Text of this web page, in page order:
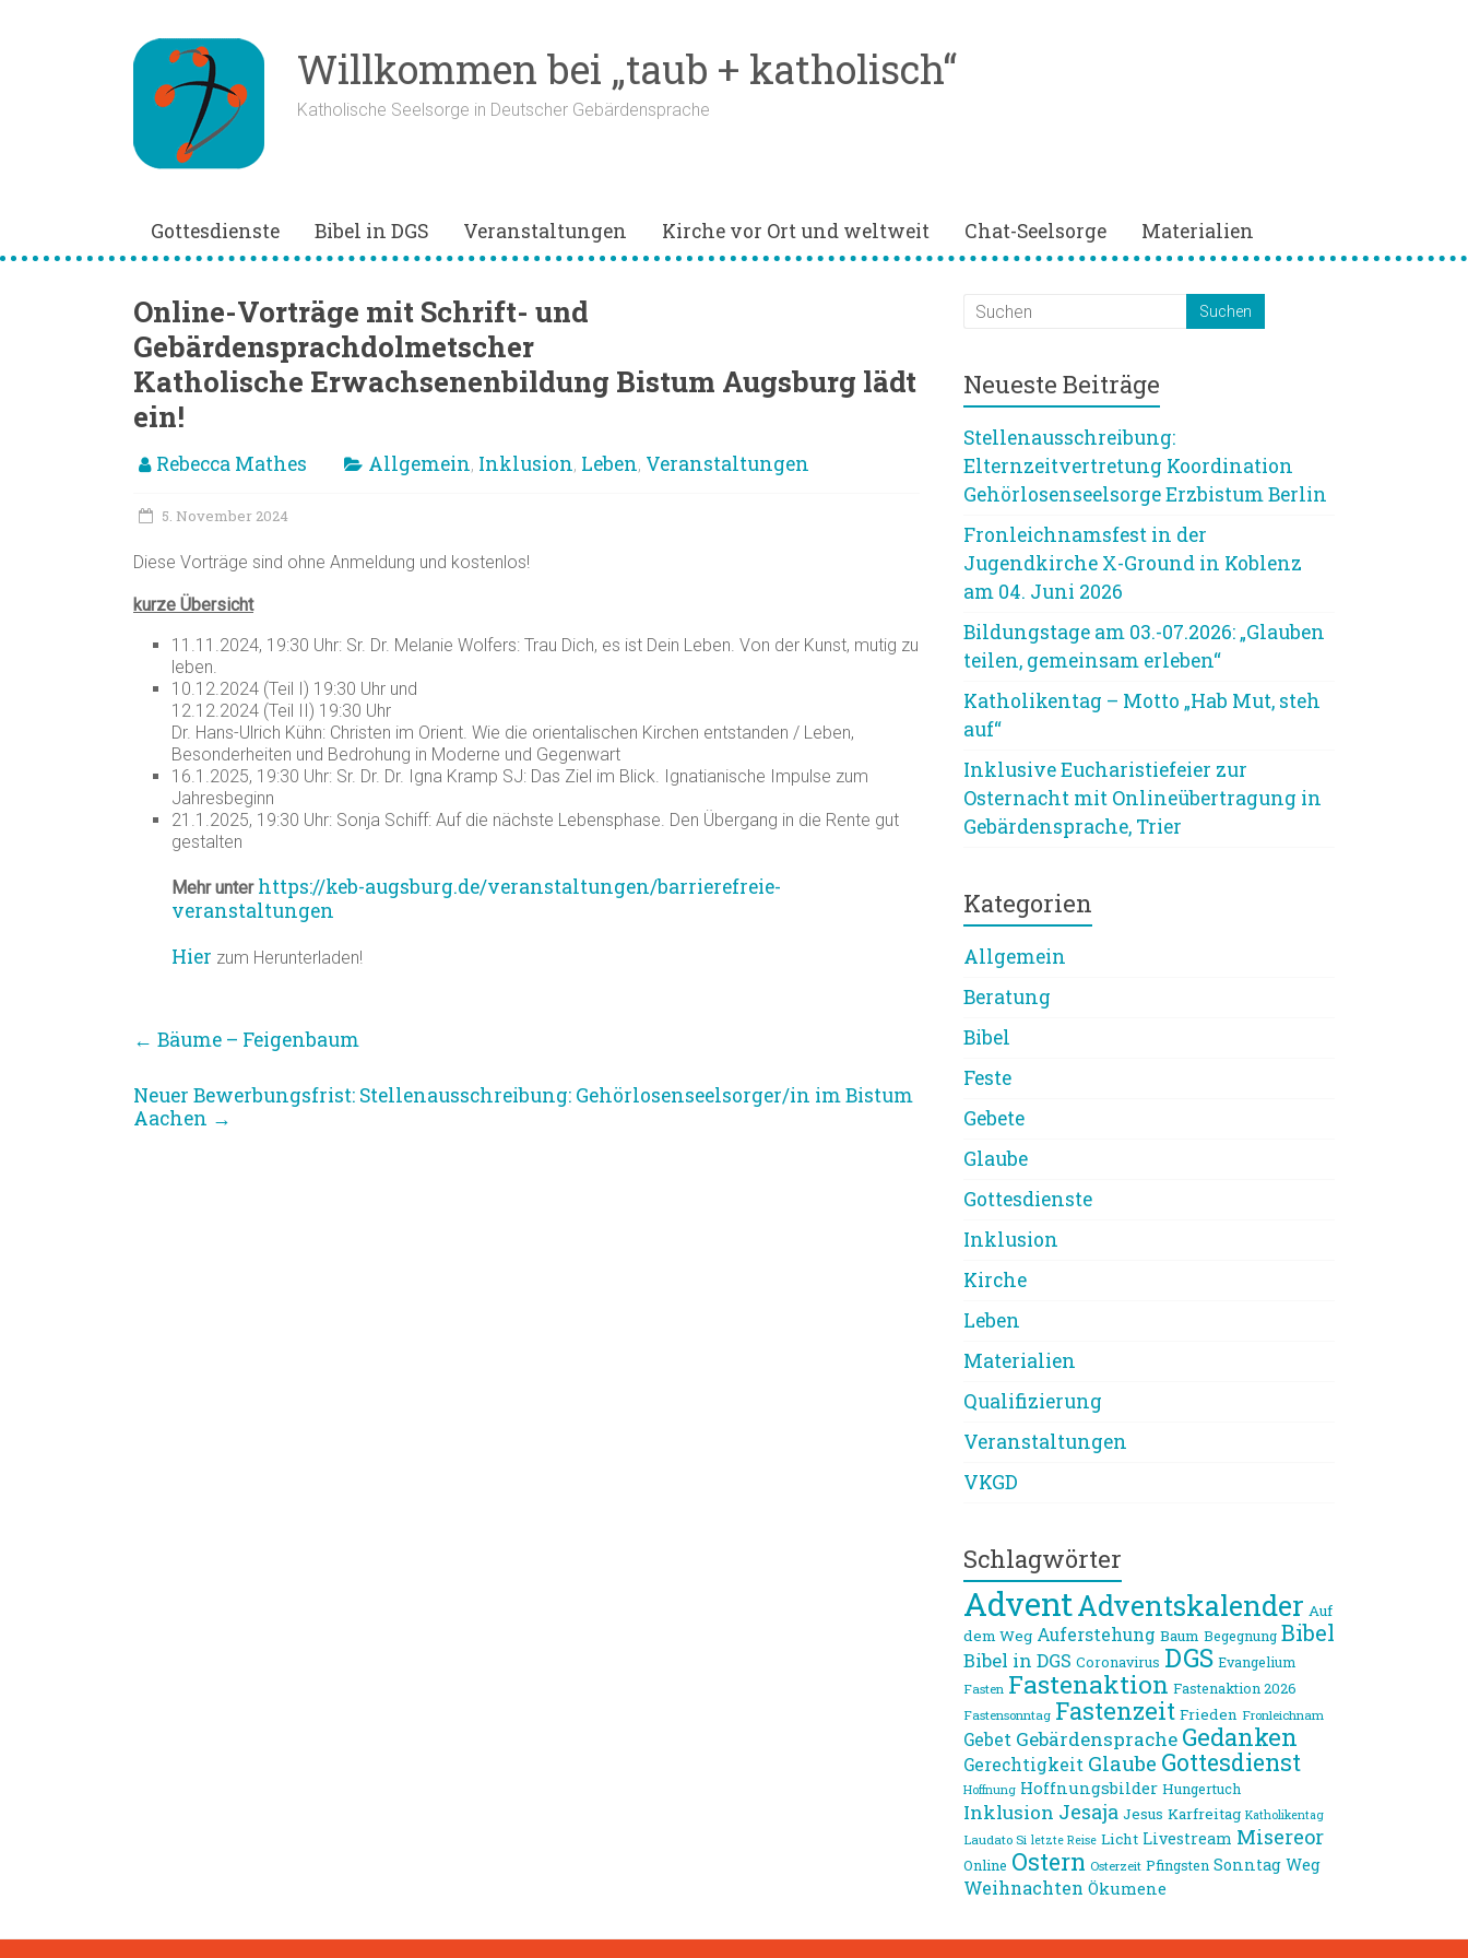
Willkommen bei „taub + katholisch“
Katholische Seelsorge in Deutscher Gebärdensprache
Gottesdienste Bibel in DGS Veranstaltungen Kirche vor Ort und weltweit Chat-Seelsorge Materialien
Online-Vorträge mit Schrift- und
Gebärdensprachdolmetscher
Katholische Erwachsenenbildung Bistum Augsburg lädt
ein!
Rebecca Mathes Allgemein, Inklusion, Leben, Veranstaltungen
5. November 2024
Diese Vorträge sind ohne Anmeldung und kostenlos!
kurze Übersicht
11.11.2024, 19:30 Uhr: Sr. Dr. Melanie Wolfers: Trau Dich, es ist Dein Leben. Von der Kunst, mutig zu
leben.
10.12.2024 (Teil I) 19:30 Uhr und
12.12.2024 (Teil II) 19:30 Uhr
Dr. Hans-Ulrich Kühn: Christen im Orient. Wie die orientalischen Kirchen entstanden / Leben,
Besonderheiten und Bedrohung in Moderne und Gegenwart
16.1.2025, 19:30 Uhr: Sr. Dr. Dr. Igna Kramp SJ: Das Ziel im Blick. Ignatianische Impulse zum
Jahresbeginn
21.1.2025, 19:30 Uhr: Sonja Schiff: Auf die nächste Lebensphase. Den Übergang in die Rente gut
gestalten
Mehr unter https://keb-augsburg.de/veranstaltungen/barrierefreie-
veranstaltungen
Hier zum Herunterladen!
← Bäume – Feigenbaum
Neuer Bewerbungsfrist: Stellenausschreibung: Gehörlosenseelsorger/in im Bistum
Aachen →
Neueste Beiträge
Stellenausschreibung:
Elternzeitvertretung Koordination
Gehörlosenseelsorge Erzbistum Berlin
Fronleichnamsfest in der
Jugendkirche X-Ground in Koblenz
am 04. Juni 2026
Bildungstage am 03.-07.2026: „Glauben
teilen, gemeinsam erleben“
Katholikentag – Motto „Hab Mut, steh
auf“
Inklusive Eucharistiefeier zur
Osternacht mit Onlineübertragung in
Gebärdensprache, Trier
Kategorien
Allgemein
Beratung
Bibel
Feste
Gebete
Glaube
Gottesdienste
Inklusion
Kirche
Leben
Materialien
Qualifizierung
Veranstaltungen
VKGD
Schlagwörter
AdventAdventskalender Auf
dem Weg Auferstehung Baum Begegnung Bibel
Bibel in DGS Coronavirus DGS Evangelium
Fasten Fastenaktion Fastenaktion 2026
Fastensonntag Fastenzeit Frieden Fronleichnam
Gebet Gebärdensprache Gedanken
Gerechtigkeit Glaube Gottesdienst
Hoffnung Hoffnungsbilder Hungertuch
Inklusion Jesaja Jesus Karfreitag Katholikentag
Laudato Si letzte Reise Licht Livestream Misereor
Online Ostern Osterzeit Pfingsten Sonntag Weg
Weihnachten Ökumene